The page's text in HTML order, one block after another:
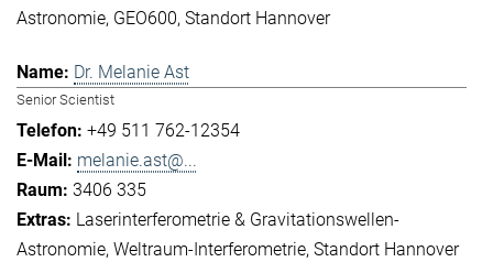
Astronomie GEO600 Standort Hannover
Dr. Melanie Ast
Senior Scientist
+49 511 762-12354
melanie.ast@...
3406 335
Laserinterferometrie & Gravitationswellen-
Astronomie Weltraum-Interferometrie Standort Hannover